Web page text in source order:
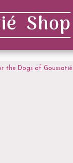
Shop
the Dogs of Goussatié